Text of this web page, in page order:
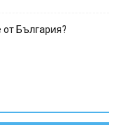
България?